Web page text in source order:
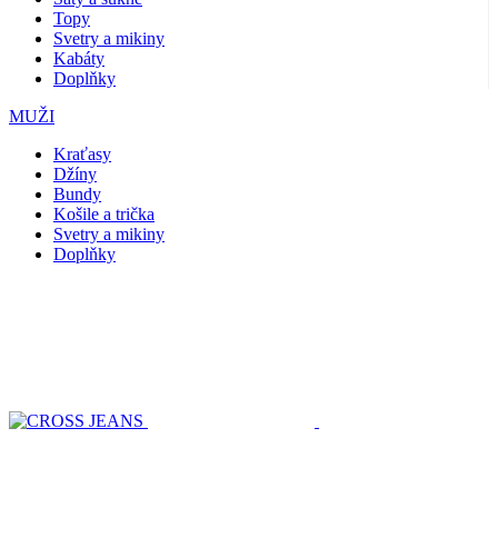
Topy
Svetry a mikiny
Kabáty
Doplňky
MUŽI
Kraťasy
Džíny
Bundy
Košile a trička
Svetry a mikiny
Doplňky